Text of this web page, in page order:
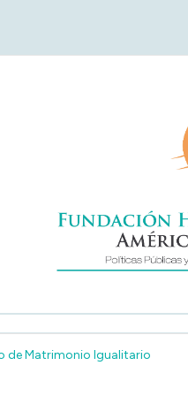
de Matrimonio Igualitario